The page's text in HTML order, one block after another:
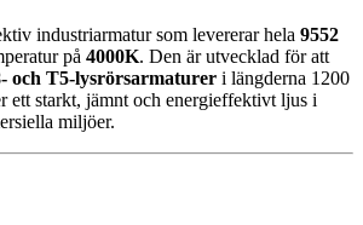
industriarmatur som levererar hela 9552
på 4000K. Den är utvecklad för att
och T5-lysrörsarmaturer i längderna 1200
ett starkt, jämnt och energieffektivt ljus i
miljöer.